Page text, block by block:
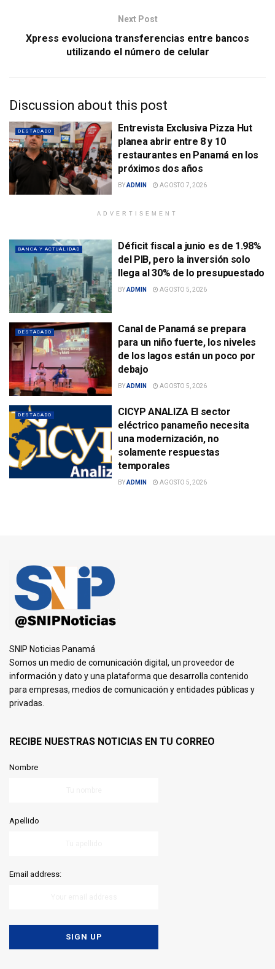
Next Post
Xpress evoluciona transferencias entre bancos
utilizando el número de celular
Discussion about this post
DESTACADO
Entrevista Exclusiva Pizza Hut
planea abrir entre 8 y 10
restaurantes en Panamá en los
próximos dos años
BYADMIN AGOSTO 7, 2026
ADVERTISEMENT
BANCA Y ACTUALIDAD
Déficit fiscal a junio es de 1.98%
del PIB, pero la inversión solo
llega al 30% de lo presupuestado
BYADMIN AGOSTO 5, 2026
DESTACADO
Canal de Panamá se prepara
para un niño fuerte, los niveles
de los lagos están un poco por
debajo
BYADMIN AGOSTO 5, 2026
DESTACADO
CICYP ANALIZA El sector
eléctrico panameño necesita
una modernización, no
solamente respuestas
temporales
BYADMIN AGOSTO 5, 2026
SNIP Noticias Panamá
Somos un medio de comunicación digital, un proveedor de
información y dato y una plataforma que desarrolla contenido
para empresas, medios de comunicación y entidades públicas y
privadas.
RECIBE NUESTRAS NOTICIAS EN TU CORREO
Nombre
Apellido
Email address: